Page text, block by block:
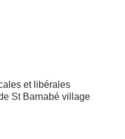
et libérales
St Barnabé village